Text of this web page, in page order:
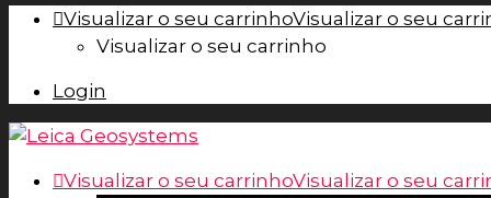
Visualizar o seu carrinhoVisualizar o seu
Visualizar o seu carrinho
Login
Visualizar o seu carrinhoVisualizar o seu